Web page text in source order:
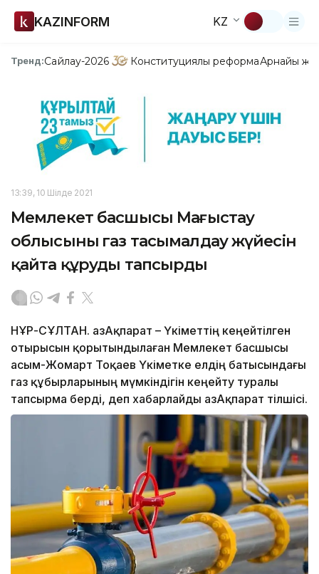
KAZINFORM KZ
Тренд:Сайлау-2026 Конституциялық реформаАрнайы
13:39, 10 Шілде 2021
Мемлекет басшысы Маңғыстау
облысының газ тасымалдау жүйесін
қайта құруды тапсырды
НҰР-СҰЛТАН. ҚазАқпарат – Үкіметтің кеңейтілген
отырысын қорытындылаған Мемлекет басшысы
Қасым-Жомарт Тоқаев Үкіметке елдің батысындағы
газ құбырларының мүмкіндігін кеңейту туралы
тапсырма берді, деп хабарлайды ҚазАқпарат тілшісі.